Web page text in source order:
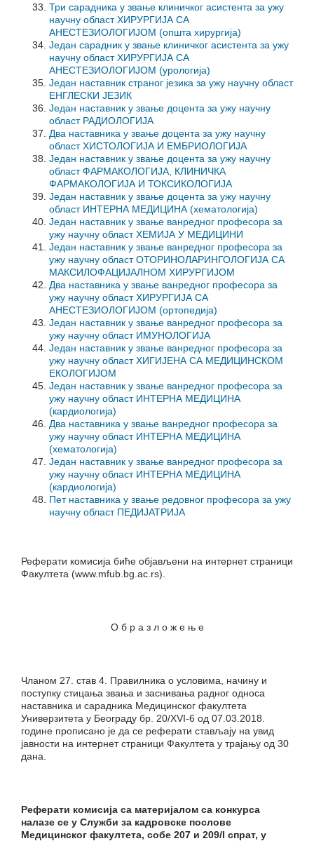
Три сарадника у звање клиничког асистента за ужу
научну област ХИРУРГИЈА СА
АНЕСТЕЗИОЛОГИЈОМ (општа хирургија)
Један сарадник у звање клиничког асистента за ужу
научну област ХИРУРГИЈА СА
АНЕСТЕЗИОЛОГИЈОМ (урологија)
Један наставник страног језика за ужу научну област
ЕНГЛЕСКИ ЈЕЗИК
Један наставник у звање доцента за ужу научну
област РАДИОЛОГИЈА
Два наставника у звање доцента за ужу научну
област ХИСТОЛОГИЈА И ЕМБРИОЛОГИЈА
Један наставник у звање доцента за ужу научну
област ФАРМАКОЛОГИЈА, КЛИНИЧКА
ФАРМАКОЛОГИЈА И ТОКСИКОЛОГИЈА
Један наставник у звање доцента за ужу научну
област ИНТЕРНА МЕДИЦИНА (хематологија)
Један наставник у звање ванредног професора за
ужу научну област ХЕМИЈА У МЕДИЦИНИ
Један наставник у звање ванредног професора за
ужу научну област ОТОРИНОЛАРИНГОЛОГИЈА СА
МАКСИЛОФАЦИЈАЛНОМ ХИРУРГИЈОМ
Два наставника у звање ванредног професора за
ужу научну област ХИРУРГИЈА СА
АНЕСТЕЗИОЛОГИЈОМ (ортопедија)
Један наставник у звање ванредног професора за
ужу научну област ИМУНОЛОГИЈА
Један наставник у звање ванредног професора за
ужу научну област ХИГИЈЕНА СА МЕДИЦИНСКОМ
ЕКОЛОГИЈОМ
Један наставник у звање ванредног професора за
ужу научну област ИНТЕРНА МЕДИЦИНА
(кардиологија)
Два наставника у звање ванредног професора за
ужу научну област ИНТЕРНА МЕДИЦИНА
(хематологија)
Један наставник у звање ванредног професора за
ужу научну област ИНТЕРНА МЕДИЦИНА
(кардиологија)
Пет наставника у звање редовног професора за ужу
научну област ПЕДИЈАТРИЈА
Реферати комисија биће објављени на интернет страници
Факултета (www.mfub.bg.ac.rs).
О б р а з л о ж е њ е
Чланом 27. став 4. Правилника о условима, начину и
поступку стицања звања и заснивања радног односа
наставника и сарадника Медицинског факултета
Универзитета у Београду бр. 20/XVI-6 од 07.03.2018.
године прописано је да се реферати стављају на увид
јавности на интернет страници Факултета у трајању од 30
дана.
Реферати комисија са материјалом са конкурса
налазе се у Служби за кадровске послове
Медицинског факултета, собе 207 и 209/I спрат, у